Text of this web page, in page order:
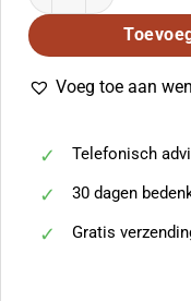
Voeg toe aan
Telefonisch
30 dagen
Gratis